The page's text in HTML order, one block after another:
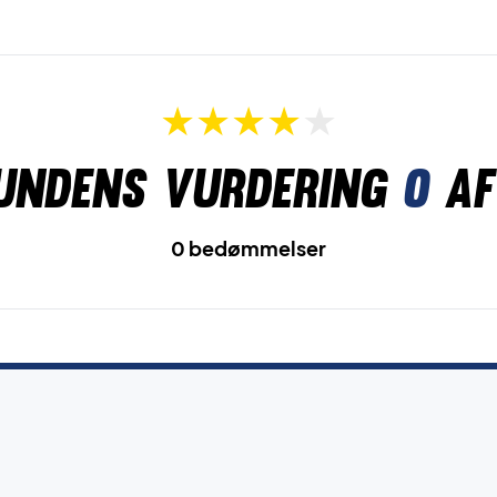
vurdering 0af
0 bedømmelser